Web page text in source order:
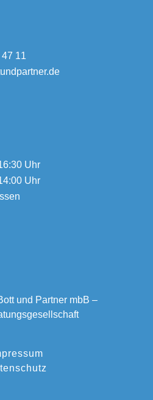
11
Uhr
Uhr
und Partner mbB –